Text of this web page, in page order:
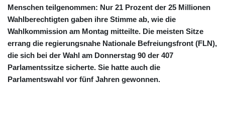
Menschen teilgenommen: Nur 21 Prozent der 25 Millionen
Wahlberechtigten gaben ihre Stimme ab, wie die
Wahlkommission am Montag mitteilte. Die meisten Sitze
errang die regierungsnahe Nationale Befreiungsfront (FLN),
die sich bei der Wahl am Donnerstag 90 der 407
Parlamentssitze sicherte. Sie hatte auch die
Parlamentswahl vor fünf Jahren gewonnen.